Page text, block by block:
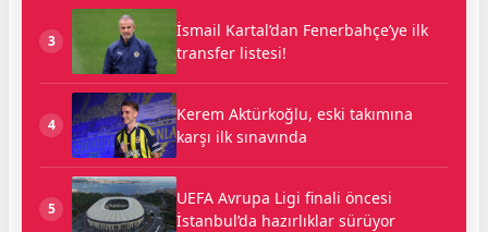
3
İsmail Kartal’dan Fenerbahçe’ye ilk
transfer listesi!
4
Kerem Aktürkoğlu, eski takımına
karşı ilk sınavında
5
UEFA Avrupa Ligi finali öncesi
İstanbul’da hazırlıklar sürüyor